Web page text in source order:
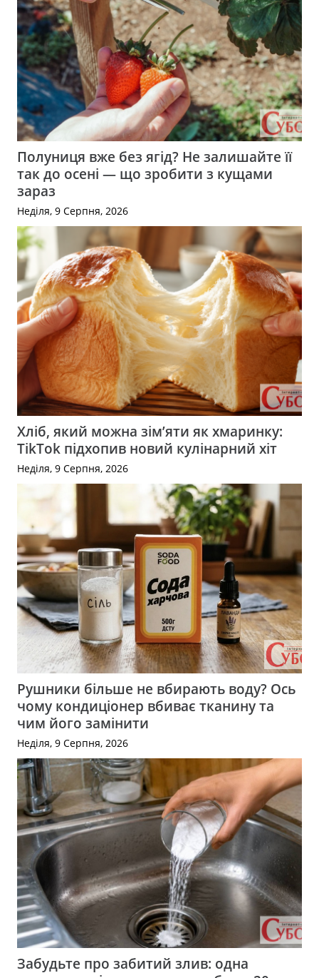
Полуниця вже без ягід? Не залишайте її
так до осені — що зробити з кущами
зараз
Неділя, 9 Серпня, 2026
Хліб, який можна зім’яти як хмаринку:
TikTok підхопив новий кулінарний хіт
Неділя, 9 Серпня, 2026
Рушники більше не вбирають воду? Ось
чому кондиціонер вбиває тканину та
чим його замінити
Неділя, 9 Серпня, 2026
Забудьте про забитий злив: одна